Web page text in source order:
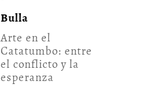
Bulla
Arte en el
Catatumbo: entre
el conflicto y la
esperanza